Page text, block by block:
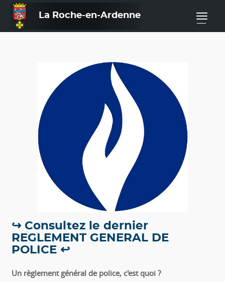
La Roche-en-Ardenne —
↪ Consultez le dernier
REGLEMENT GENERAL DE
POLICE ↩
Un règlement général de police, c'est quoi ?